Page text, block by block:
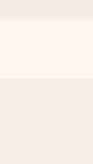
voit antaa sen juuri